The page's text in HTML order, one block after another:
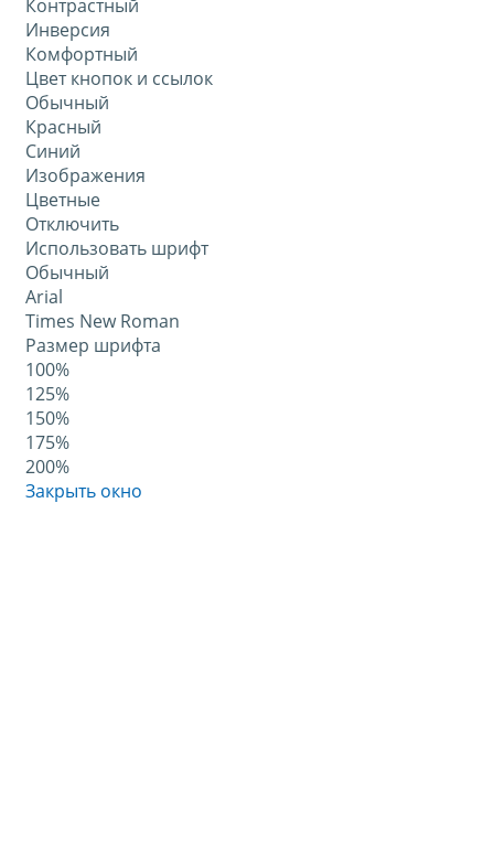
Контрастный
Инверсия
Комфортный
Цвет кнопок и ссылок
Обычный
Красный
Синий
Изображения
Цветные
Отключить
Использовать шрифт
Обычный
Arial
Times New Roman
Размер шрифта
100%
125%
150%
175%
200%
Закрыть окно